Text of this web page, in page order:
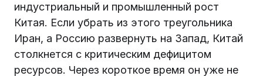
индустриальный и промышленный рост
Китая. Если убрать из этого треугольника
Иран, а Россию развернуть на Запад, Китай
столкнется с критическим дефицитом
ресурсов. Через короткое время он уже не